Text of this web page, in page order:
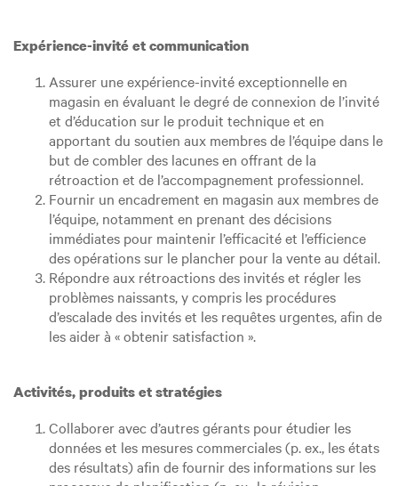
Expérience-invité et communication
Assurer une expérience-invité exceptionnelle en
magasin en évaluant le degré de connexion de l’invité
et d’éducation sur le produit technique et en
apportant du soutien aux membres de l’équipe dans le
but de combler des lacunes en offrant de la
rétroaction et de l’accompagnement professionnel.
Fournir un encadrement en magasin aux membres de
l’équipe, notamment en prenant des décisions
immédiates pour maintenir l’efficacité et l’efficience
des opérations sur le plancher pour la vente au détail.
Répondre aux rétroactions des invités et régler les
problèmes naissants, y compris les procédures
d’escalade des invités et les requêtes urgentes, afin de
les aider à « obtenir satisfaction ».
Activités, produits et stratégies
Collaborer avec d’autres gérants pour étudier les
données et les mesures commerciales (p. ex., les états
des résultats) afin de fournir des informations sur les